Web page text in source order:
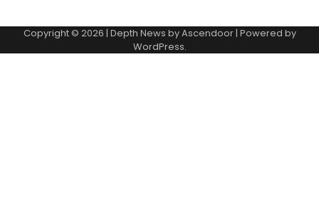
Copyright © 2026 | Depth News byAscendoor| Powered by
WordPress.